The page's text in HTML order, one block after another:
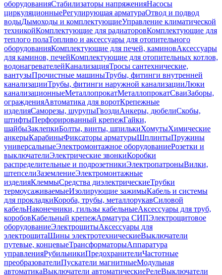
оборудованияСтабилизаторы напряженияНасосы
циркуляционныеРегулирующая арматураОтвод и подвод
водыДымоходы и комплектующиеУправление климатической
техникойКомплектующие для радиаторовКомплектующие для
теплого полаТопливо и аксессуары для отопительного
оборудованияКомплектующие для печей, каминовАксессуары
для каминов, печейКомплектующие для отопительных котлов,
водонагревателейКанализацияТросы сантехнические,
вантузыПрочистные машиныТрубы, фитинги внутренней
канализацииТрубы, фитинги наружной канализацииЛюки
канализационныеМеталлопрокатМеталлопрокатСваиЗаборы,
огражденияАвтоматика для воротКрепежные
изделияСаморезы, шурупыГвоздиАнкеры, дюбелиСкобы,
штифтыПерфорированный крепежГайки,
шайбыЗаклепкиБолты, винты, шпилькиХомутыХимические
анкерыКарабиныФиксаторы арматурыШплинтыПружины
универсальныеЭлектромонтажное оборудованиеРозетки и
выключателиЭлектрические звонкиКоробки
распределительные и подрозетникиЭлектропатроныВилки,
штепселиЗаземлениеЭлектромонтажные
изделияКлеммыСредства диэлектрическиеТрубки
термоусаживаемыеИзолирующие зажимыКабель и системы
для прокладкиКороба, трубы, металлорукавСиловой
кабельНаконечники, гильзы кабельныеАксессуары для труб,
коробовКабельный крепежАрматура СИПЭлектрощитовое
оборудованиеЭлектрощитыАксессуары для
электрощитаШины электротехническиеВыключатели
путевые, концевыеТрансформаторыАппаратура
управленияРубильникиПредохранителиЧастотные
преобразователиПускатели магнитныеМодульная
автоматикаВыключатели автоматическиеРелеВыключатели